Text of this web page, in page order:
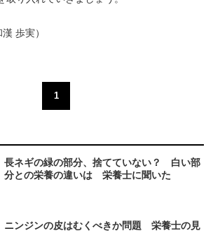
歩実）
1
長ネギの緑の部分、捨てていない？ 白い部
分との栄養の違いは 栄養士に聞いた
ニンジンの皮はむくべきか問題 栄養士の見